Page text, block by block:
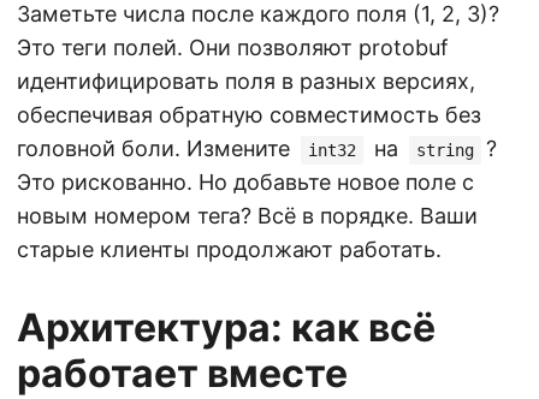
Заметьте числа после каждого поля (1, 2, 3)?
Это теги полей. Они позволяют protobuf
идентифицировать поля в разных версиях,
обеспечивая обратную совместимость без
головной боли. Измените
int32 на string
?
Это рискованно. Но добавьте новое поле с
новым номером тега? Всё в порядке. Ваши
старые клиенты продолжают работать.
Архитектура: как всё
работает вместе